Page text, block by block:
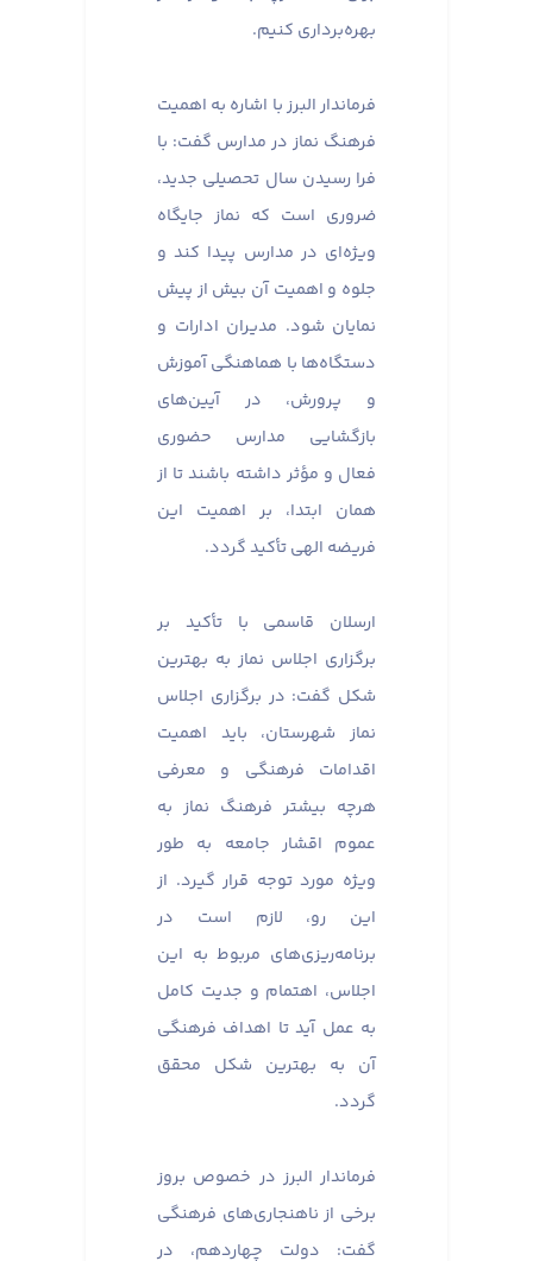
بهره‌برداری کنیم.
فرماندار البرز با اشاره به اهمیت
فرهنگ نماز در مدارس گفت: با
فرا رسیدن سال تحصیلی جدید،
ضروری است که نماز جایگاه
ویژه‌ای در مدارس پیدا کند و
جلوه و اهمیت آن بیش از پیش
نمایان شود. مدیران ادارات و
دستگاه‌ها با هماهنگی آموزش
و پرورش، در آیین‌های
بازگشایی مدارس حضوری
فعال و مؤثر داشته باشند تا از
همان ابتدا، بر اهمیت این
فریضه الهی تأکید گردد.
ارسلان قاسمی با تأکید بر
برگزاری اجلاس نماز به بهترین
شکل گفت: در برگزاری اجلاس
نماز شهرستان، باید اهمیت
اقدامات فرهنگی و معرفی
هرچه بیشتر فرهنگ نماز به
عموم اقشار جامعه به طور
ویژه مورد توجه قرار گیرد. از
این رو، لازم است در
برنامه‌ریزی‌های مربوط به این
اجلاس، اهتمام و جدیت کامل
به عمل آید تا اهداف فرهنگی
آن به بهترین شکل محقق
گردد.
فرماندار البرز در خصوص بروز
برخی از ناهنجاری‌های فرهنگی
گفت: دولت چهاردهم، در